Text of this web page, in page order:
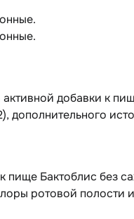
активной добавки к
дополнительного
пище Бактоблис без
ротовой полости